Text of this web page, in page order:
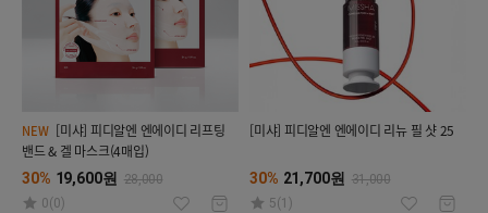
NEW
밴드 & 겔 마스크(4매입)
30% 19,600원 28,000
0(0)
[미샤] 피디알엔 엔에이디 리뉴 필 샷 25
30% 21,700원 31,000
5(1)